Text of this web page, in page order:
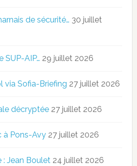
de sécurité… 30 juillet
SUP-AIP… 29 juillet 2026
via Sofia-Briefing 27 juillet 2026
décryptée 27 juillet 2026
à Pons-Avy 27 juillet 2026
: Jean Boulet 24 juillet 2026